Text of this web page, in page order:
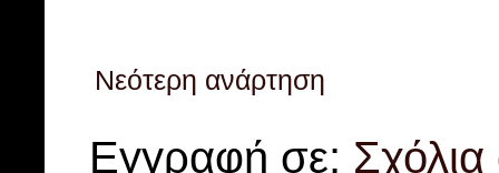
Νεότερη ανάρτηση
Εγγραφή σε: